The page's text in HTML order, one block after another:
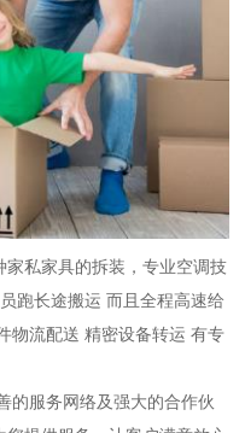
私家具的拆装，专业空调技
跑长途搬运 而且全程高速给
物流配送 精密设备转运 有专
的服务网络及强大的合作伙